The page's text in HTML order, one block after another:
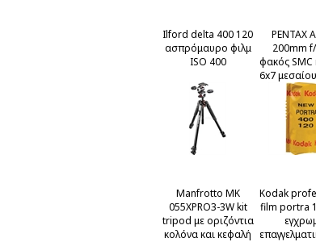
Ilford delta 400 120
ασπρόμαυρο φιλμ
ISO 400
PENTAX
200mm
φακός
6x7
film
Manfrotto MK
055XPRO3-3W kit
tripod με οριζόντια
κολόνα και κεφαλή
Kodak
film portra